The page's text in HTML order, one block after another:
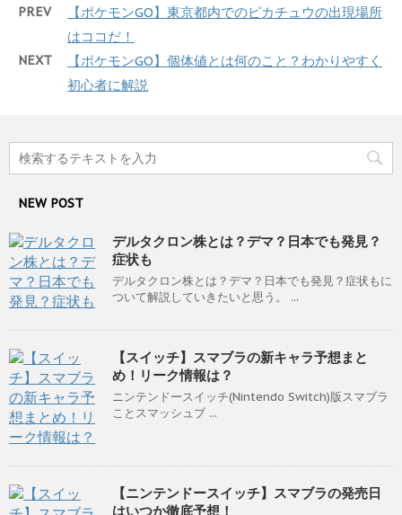
PREV
【ポケモンGO】東京都内でのピカチュウの出現場所
はココだ！
NEXT
【ポケモンGO】個体値とは何のこと？わかりやすく
初心者に解説
NEW POST
デルタクロン株とは？デマ？日本でも発見？
症状も
デルタクロン株とは？デマ？日本でも発見？症状もに
ついて解説していきたいと思う。 ...
【スイッチ】スマブラの新キャラ予想まと
め！リーク情報は？
ニンテンドースイッチ(Nintendo Switch)版スマブラ
ことスマッシュブ ...
【ニンテンドースイッチ】スマブラの発売日
はいつか徹底予想！